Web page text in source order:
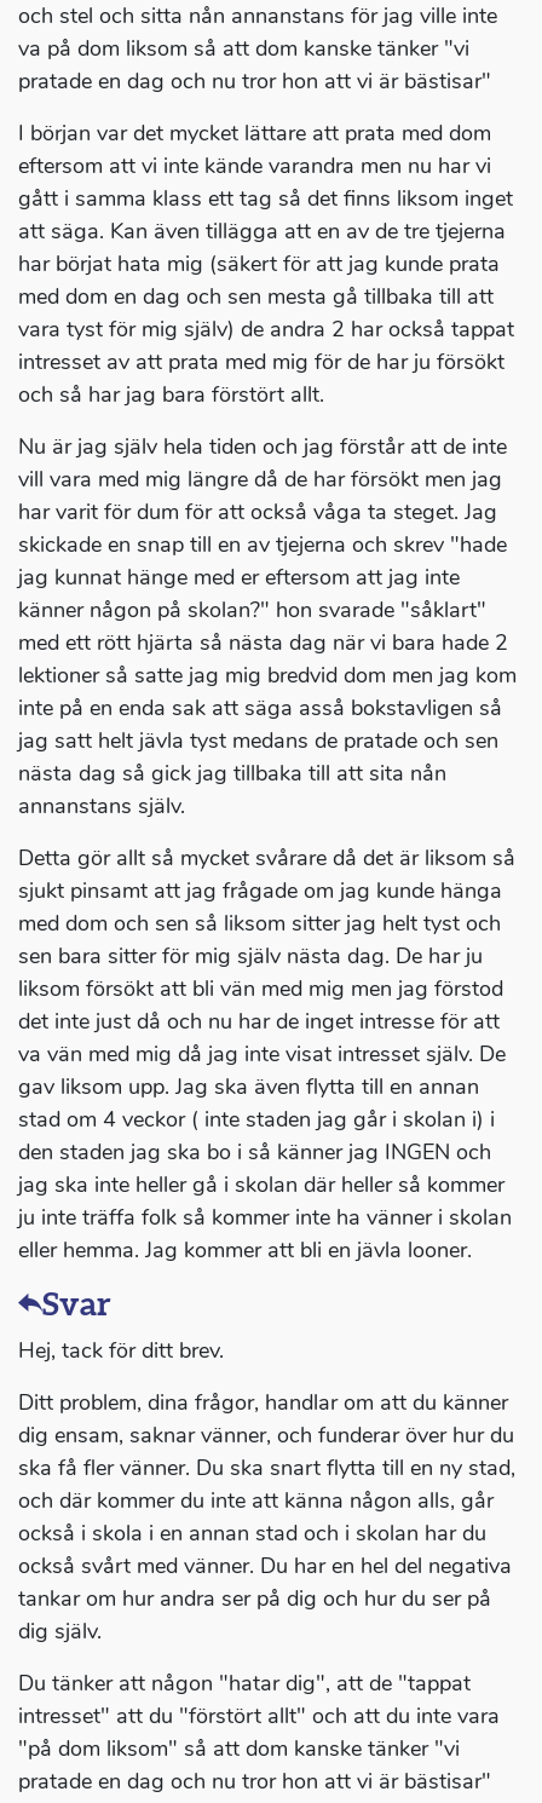
och stel och sitta nån annanstans för jag ville inte
va på dom liksom så att dom kanske tänker "vi
pratade en dag och nu tror hon att vi är bästisar"
I början var det mycket lättare att prata med dom
eftersom att vi inte kände varandra men nu har vi
gått i samma klass ett tag så det finns liksom inget
att säga. Kan även tillägga att en av de tre tjejerna
har börjat hata mig (säkert för att jag kunde prata
med dom en dag och sen mesta gå tillbaka till att
vara tyst för mig själv) de andra 2 har också tappat
intresset av att prata med mig för de har ju försökt
och så har jag bara förstört allt.
Nu är jag själv hela tiden och jag förstår att de inte
vill vara med mig längre då de har försökt men jag
har varit för dum för att också våga ta steget. Jag
skickade en snap till en av tjejerna och skrev "hade
jag kunnat hänge med er eftersom att jag inte
känner någon på skolan?" hon svarade "såklart"
med ett rött hjärta så nästa dag när vi bara hade 2
lektioner så satte jag mig bredvid dom men jag kom
inte på en enda sak att säga asså bokstavligen så
jag satt helt jävla tyst medans de pratade och sen
nästa dag så gick jag tillbaka till att sita nån
annanstans själv.
Detta gör allt så mycket svårare då det är liksom så
sjukt pinsamt att jag frågade om jag kunde hänga
med dom och sen så liksom sitter jag helt tyst och
sen bara sitter för mig själv nästa dag. De har ju
liksom försökt att bli vän med mig men jag förstod
det inte just då och nu har de inget intresse för att
va vän med mig då jag inte visat intresset själv. De
gav liksom upp. Jag ska även flytta till en annan
stad om 4 veckor ( inte staden jag går i skolan i) i
den staden jag ska bo i så känner jag INGEN och
jag ska inte heller gå i skolan där heller så kommer
ju inte träffa folk så kommer inte ha vänner i skolan
eller hemma. Jag kommer att bli en jävla looner.
Svar
Hej, tack för ditt brev.
Ditt problem, dina frågor, handlar om att du känner
dig ensam, saknar vänner, och funderar över hur du
ska få fler vänner. Du ska snart flytta till en ny stad,
och där kommer du inte att känna någon alls, går
också i skola i en annan stad och i skolan har du
också svårt med vänner. Du har en hel del negativa
tankar om hur andra ser på dig och hur du ser på
dig själv.
Du tänker att någon "hatar dig", att de "tappat
intresset" att du "förstört allt" och att du inte vara
"på dom liksom" så att dom kanske tänker "vi
pratade en dag och nu tror hon att vi är bästisar"